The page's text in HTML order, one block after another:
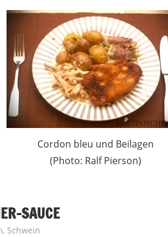
Cordon bleu und Beilagen
(Photo: Ralf Pierson)
SAUCE
, Schwein